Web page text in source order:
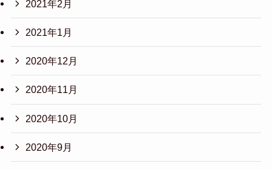
2021年2月
2021年1月
2020年12月
2020年11月
2020年10月
2020年9月